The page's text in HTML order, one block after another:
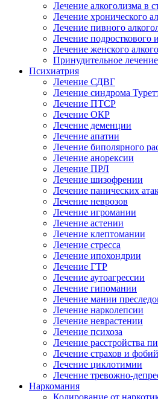
Лечение алкоголизма в
Лечение хронического
Лечение пивного
Лечение подросткового
Лечение женского
Принудительное
Психиатрия
Лечение СДВГ
Лечение синдрома
Лечение ПТСР
Лечение ОКР
Лечение деменции
Лечение апатии
Лечение биполярного
Лечение анорексии
Лечение ПРЛ
Лечение шизофрении
Лечение панических
Лечение неврозов
Лечение игромании
Лечение астении
Лечение клептомании
Лечение стресса
Лечение ипохондрии
Лечение ГТР
Лечение аутоагрессии
Лечение гипомании
Лечение мании
Лечение нарколепсии
Лечение неврастении
Лечение психоза
Лечение расстройства
Лечение страхов и фобий
Лечение циклотимии
Лечение тревожно-
Наркомания
Кодирование от